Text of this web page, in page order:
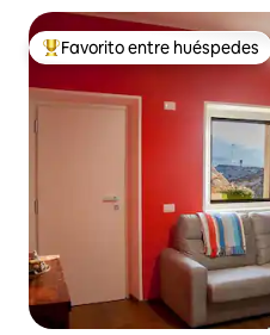
Favorito entre los
Favorito entre huéspedes